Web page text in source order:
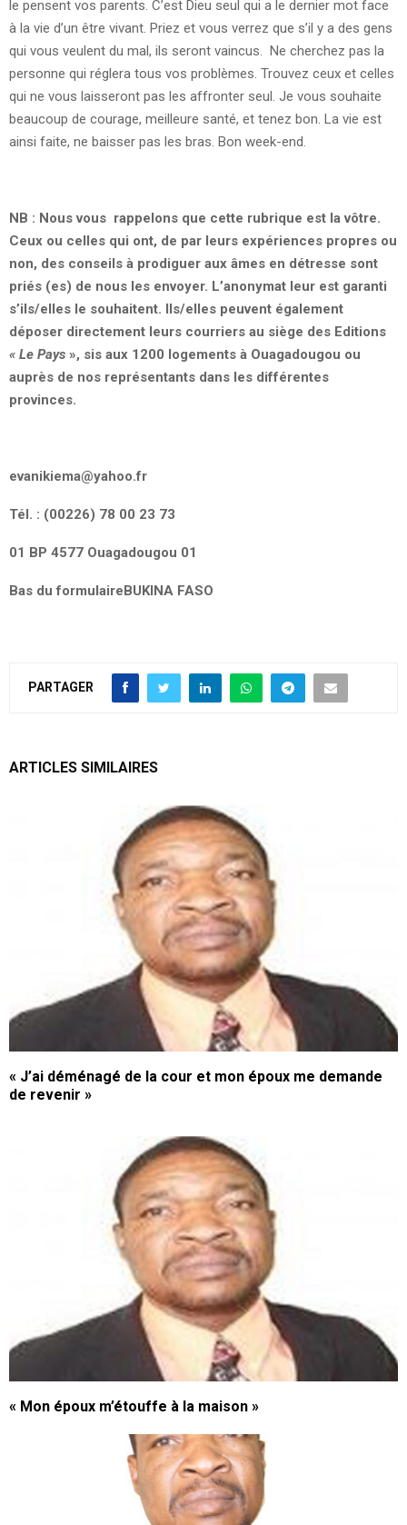
le pensent vos parents. C’est Dieu seul qui a le dernier mot face
à la vie d’un être vivant. Priez et vous verrez que s’il y a des gens
qui vous veulent du mal, ils seront vaincus. Ne cherchez pas la
personne qui réglera tous vos problèmes. Trouvez ceux et celles
qui ne vous laisseront pas les affronter seul. Je vous souhaite
beaucoup de courage, meilleure santé, et tenez bon. La vie est
ainsi faite, ne baisser pas les bras. Bon week-end.
NB : Nous vous rappelons que cette rubrique est la vôtre.
Ceux ou celles qui ont, de par leurs expériences propres ou
non, des conseils à prodiguer aux âmes en détresse sont
priés (es) de nous les envoyer. L’anonymat leur est garanti
s’ils/elles le souhaitent. Ils/elles peuvent également
déposer directement leurs courriers au siège des Editions
« Le Pays », sis aux 1200 logements à Ouagadougou ou
auprès de nos représentants dans les différentes
provinces.
evanikiema@yahoo.fr
Tél. : (00226) 78 00 23 73
01 BP 4577 Ouagadougou 01
Bas du formulaireBUKINA FASO
PARTAGER
ARTICLES SIMILAIRES
« J’ai déménagé de la cour et mon époux me demande
de revenir »
« Mon époux m’étouffe à la maison »